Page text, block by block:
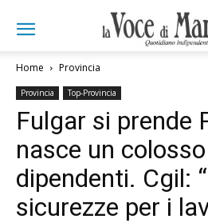
Home Provincia
Provincia Top-Provincia
Fulgar si prende
nasce un
dipendenti. Cgil:
sicurezze per i